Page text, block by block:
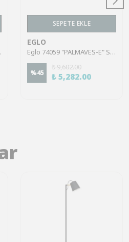
SEPETE EKLE
EGLO
Eglo 74059 "PALMAVES-E" Siyah Çelik Tavan Armatürü
%45
₺ 9,602.00
₺ 5,282.00